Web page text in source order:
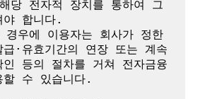
당 전자적 장치를 통하여 그
야 합니다.
우에 이용자는 회사가 정한
급·유효기간의 연장 또는 계속
인 등의 절차를 거쳐 전자금융
할 수 있습니다.